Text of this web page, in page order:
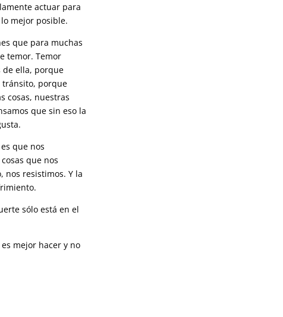
actuar para
mejor posible.
que para muchas
temor. Temor
de ella, porque
tránsito, porque
cosas, nuestras
que sin eso la
que nos
que nos
nos resistimos. Y la
sólo está en el
mejor hacer y no